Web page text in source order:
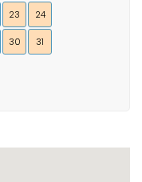
23 24
30 31